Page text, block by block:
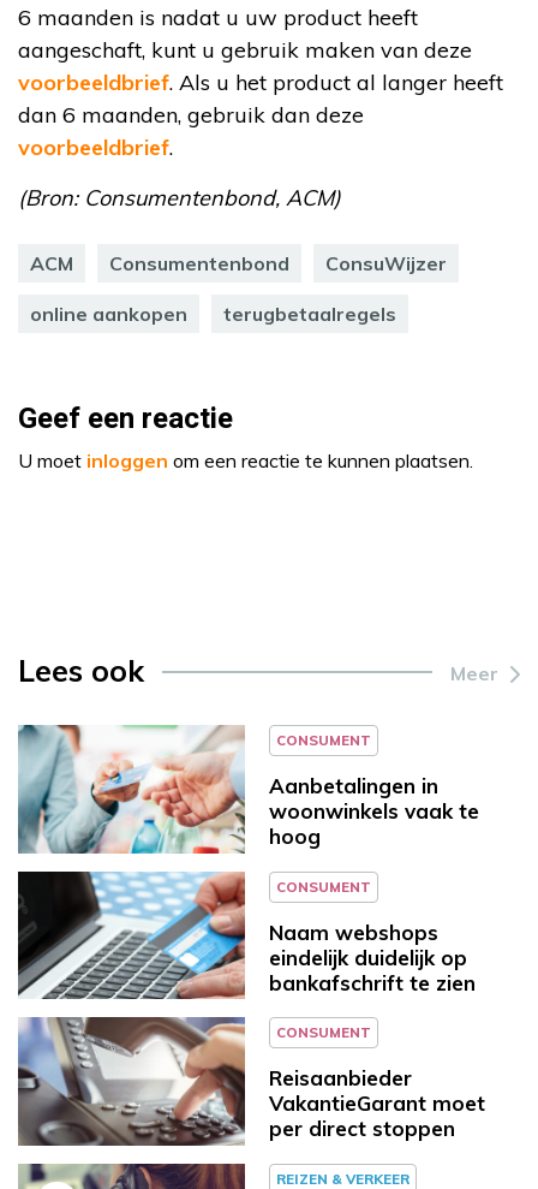
6 maanden is nadat u uw product heeft
aangeschaft, kunt u gebruik maken van deze
voorbeeldbrief. Als u het product al langer heeft
dan 6 maanden, gebruik dan deze
voorbeeldbrief.
(Bron: Consumentenbond, ACM)
ACM Consumentenbond ConsuWijzer
online aankopen terugbetaalregels
Geef een reactie
U moet inloggen om een reactie te kunnen plaatsen.
Lees ook Meer
CONSUMENT
Aanbetalingen in
woonwinkels vaak te
hoog
CONSUMENT
Naam webshops
eindelijk duidelijk op
bankafschrift te zien
CONSUMENT
Reisaanbieder
VakantieGarant moet
per direct stoppen
REIZEN & VERKEER